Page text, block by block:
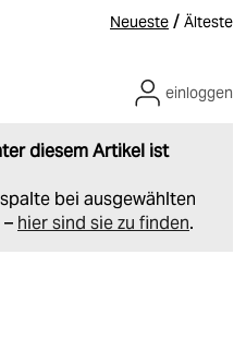
Neueste / Älteste
diesem Artikel ist
bei ausgewählten
hier sind sie zu finden.
einloggen